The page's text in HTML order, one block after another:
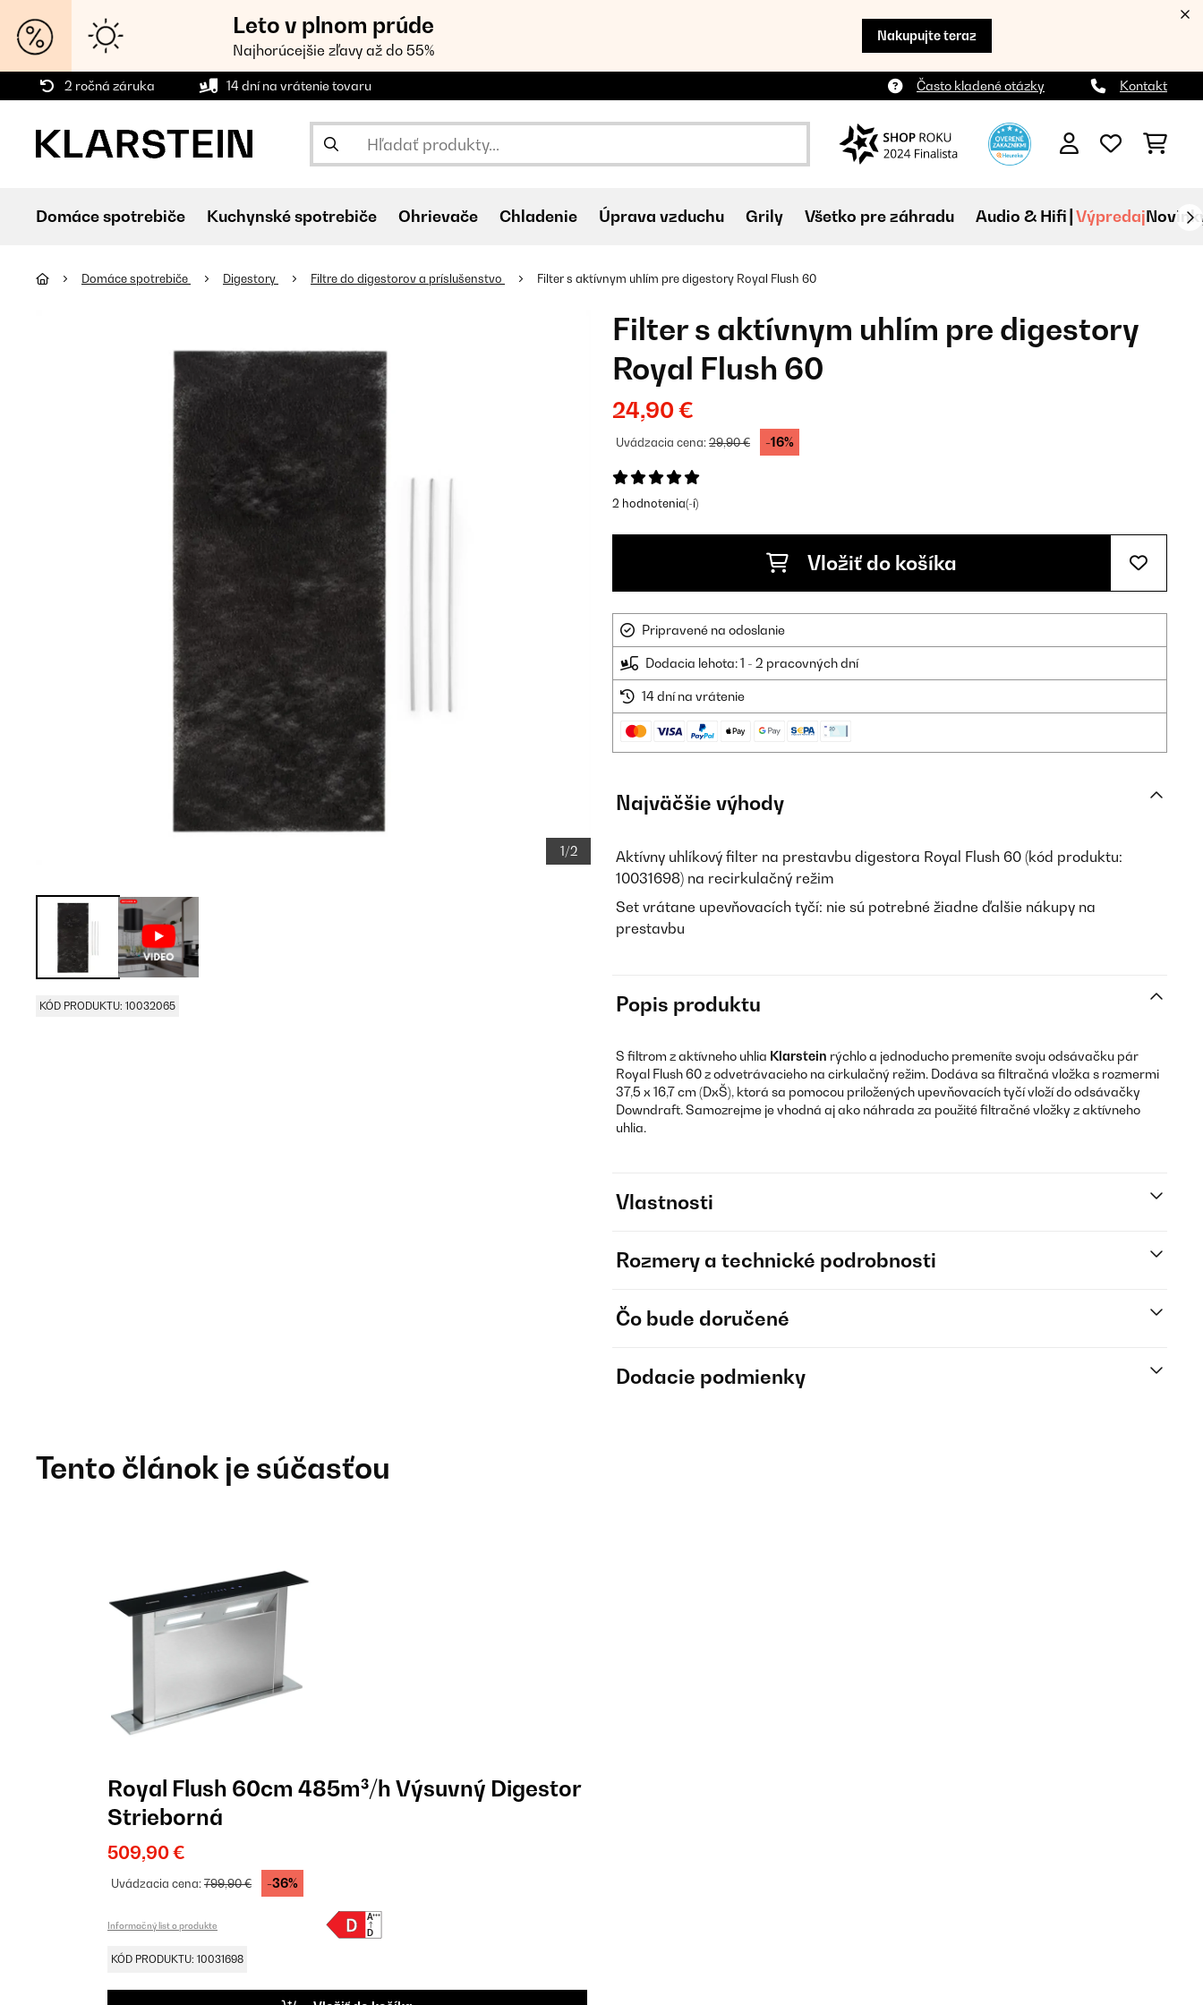
Leto v plnom prúde
Najhorúcejšie zľavy až do 55%
Nakupujte teraz
2 ročná záruka 14 dní na vrátenie tovaru Často kladené otázky Kontakt
Domáce spotrebiče Kuchynské spotrebiče Ohrievače Chladenie Úprava vzduchu Grily Všetko pre záhradu Audio & Hifi Výpredaj
Domáce spotrebiče Digestory Filtre do digestorov a príslušenstvo Filter s aktívnym uhlím pre digestory Royal Flush 60
1/2
KÓD PRODUKTU: 10032065
Filter s aktívnym uhlím pre digestory
Royal Flush 60
24,90 €
Uvádzacia cena:29,90 € -16%
2 hodnotenia(-í)
Vložiť do košíka
Pripravené na odoslanie
Dodacia lehota: 1 - 2 pracovných dní
14 dní na vrátenie
Najväčšie výhody
Aktívny uhlíkový filter na prestavbu digestora Royal Flush 60 (kód produktu:
10031698) na recirkulačný režim
Set vrátane upevňovacích tyčí: nie sú potrebné žiadne ďalšie nákupy na
prestavbu
Popis produktu
S filtrom z aktívneho uhlia Klarstein rýchlo a jednoducho premeníte svoju odsávačku pár
Royal Flush 60 z odvetrávacieho na cirkulačný režim. Dodáva sa filtračná vložka s rozmermi
37,5 x 16,7 cm (DxŠ), ktorá sa pomocou priložených upevňovacích tyčí vloží do odsávačky
Downdraft. Samozrejme je vhodná aj ako náhrada za použité filtračné vložky z aktívneho
uhlia.
Vlastnosti
Rozmery a technické podrobnosti
Čo bude doručené
Dodacie podmienky
Tento článok je súčasťou
Royal Flush 60cm 485m³/h Výsuvný Digestor
Strieborná
509,90 €
Uvádzacia cena:799,90 € -36%
Informačný list o produkte
KÓD PRODUKTU: 10031698